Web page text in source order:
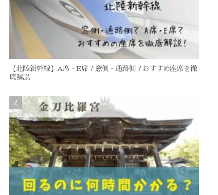
【北陸新幹線】A席・E席？窓側・通路側？おすすめ座席を徹
底解説